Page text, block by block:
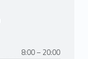
8:00 – 20:00